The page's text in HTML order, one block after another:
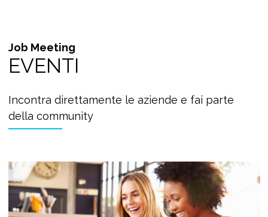
Job Meeting
EVENTI
Incontra direttamente le aziende e fai parte
della community